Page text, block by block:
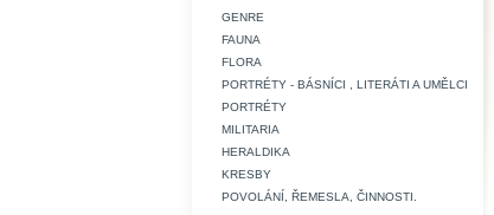
GENRE
FAUNA
FLORA
PORTRÉTY - BÁSNÍCI , LITERÁTI A UMĚLCI
PORTRÉTY
MILITARIA
HERALDIKA
KRESBY
POVOLÁNÍ, ŘEMESLA, ČINNOSTI.